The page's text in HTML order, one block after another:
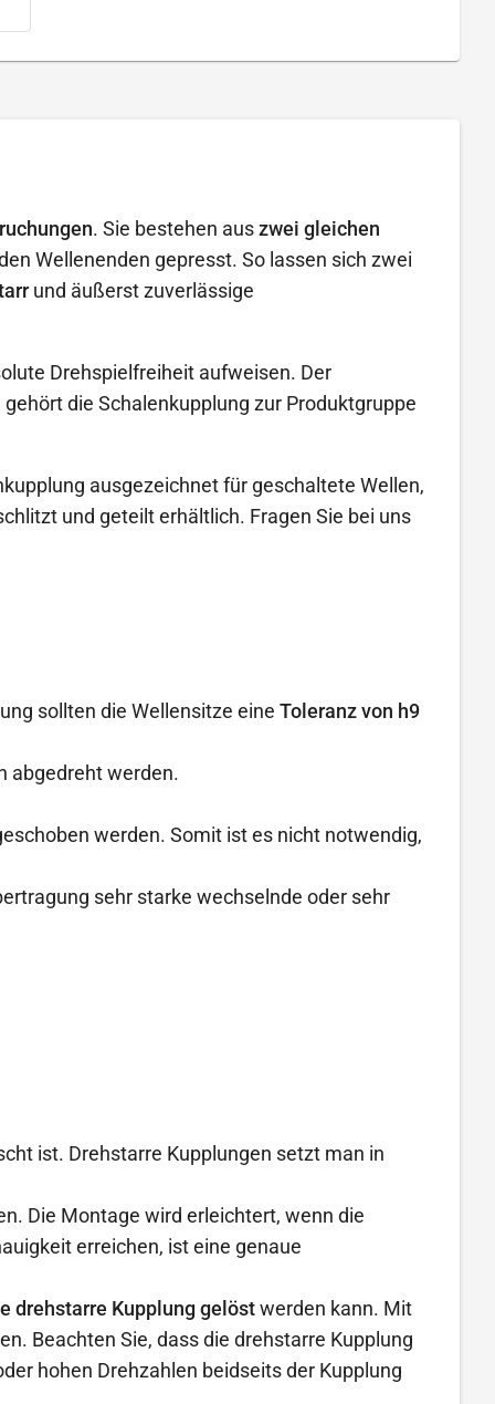
. Sie bestehen auszwei gleichen
Wellenenden gepresst. So lassen sich zwei
und äußerst zuverlässige
Drehspielfreiheit aufweisen. Der
die Schalenkupplung zur Produktgruppe
ausgezeichnet für geschaltete Wellen,
und geteilt erhältlich. Fragen Sie bei uns
sollten die Wellensitze eine Toleranz von h9
abgedreht werden.
werden. Somit ist es nicht notwendig,
sehr starke wechselnde oder sehr
ist. Drehstarre Kupplungen setzt man in
Die Montage wird erleichtert, wenn die
erreichen, ist eine genaue
drehstarre Kupplung gelöstwerden kann. Mit
Beachten Sie, dass die drehstarre Kupplung
hohen Drehzahlen beidseits der Kupplung